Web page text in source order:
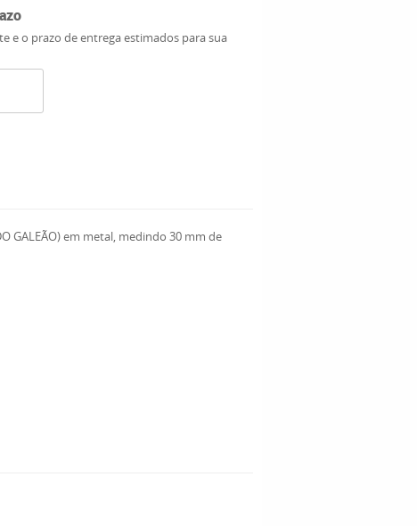
e o prazo de entrega estimados para sua
GALEÃO) em metal, medindo 30 mm de